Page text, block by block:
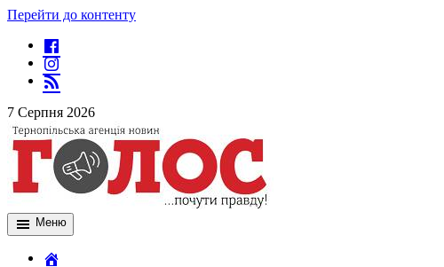
Перейти до контенту
7 Серпня 2026
Меню